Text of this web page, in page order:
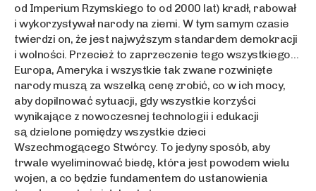
od Imperium Rzymskiego to od 2000 lat) kradł, rabował
i wykorzystywał narody na ziemi. W tym samym czasie
twierdzi on, że jest najwyższym standardem demokracji
i wolności. Przecież to zaprzeczenie tego wszystkiego…
Europa, Ameryka i wszystkie tak zwane rozwinięte
narody muszą za wszelką cenę zrobić, co w ich mocy,
aby dopilnować sytuacji, gdy wszystkie korzyści
wynikające z nowoczesnej technologii i edukacji
są dzielone pomiędzy wszystkie dzieci
Wszechmogącego Stwórcy. To jedyny sposób, aby
trwale wyeliminować biedę, która jest powodem wielu
wojen, a co będzie fundamentem do ustanowienia